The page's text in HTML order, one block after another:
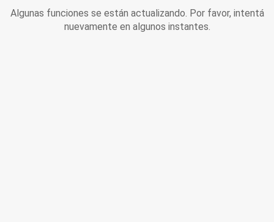
Algunas funciones se están actualizando. Por favor, intentá
nuevamente en algunos instantes.